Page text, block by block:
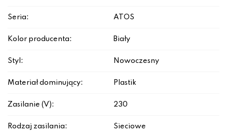
Seria: ATOS
Kolor producenta: Biały
Styl: Nowoczesny
Materiał dominujący: Plastik
Zasilanie (V): 230
Rodzaj zasilania: Sieciowe